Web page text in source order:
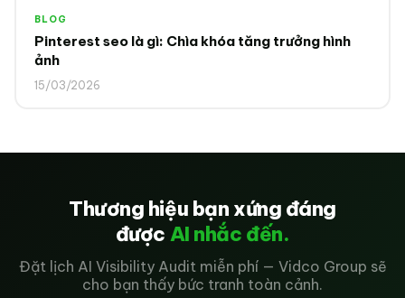
BLOG
Pinterest seo là gì: Chìa khóa tăng trưởng hình
ảnh
15/03/2026
Thương hiệu bạn xứng đáng
được AI nhắc đến.
Đặt lịch AI Visibility Audit miễn phí — Vidco Group sẽ
cho bạn thấy bức tranh toàn cảnh.